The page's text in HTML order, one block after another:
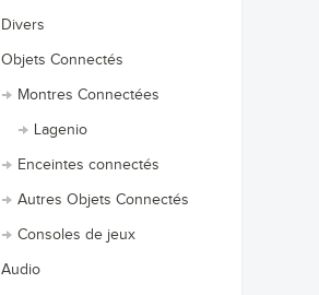
Divers
Objets Connectés
Montres Connectées
Lagenio
Enceintes connectés
Autres Objets Connectés
Consoles de jeux
Audio